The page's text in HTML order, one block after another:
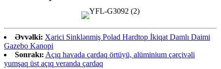
Əvvəlki: Xarici Sinklənmiş Polad Hardtop İkiqat Damlı Daimi
Gazebo Kanopi
Sonrakı: Açıq havada çardaq örtüyü, alüminium çərçivəli
yumşaq üst açıq veranda çardaq